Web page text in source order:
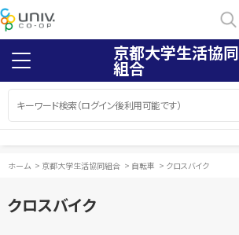
京都大学生活協同
組合
ホーム > 京都大学生活協同組合 > 自転車 > クロスバイク
クロスバイク